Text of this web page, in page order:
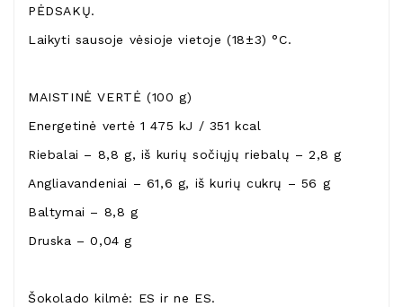
PĖDSAKŲ.
Laikyti sausoje vėsioje vietoje (18±3) °C.
MAISTINĖ VERTĖ (100 g)
Energetinė vertė 1 475 kJ / 351 kcal
Riebalai – 8,8 g, iš kurių sočiųjų riebalų – 2,8 g
Angliavandeniai – 61,6 g, iš kurių cukrų – 56 g
Baltymai – 8,8 g
Druska – 0,04 g
Šokolado kilmė: ES ir ne ES.